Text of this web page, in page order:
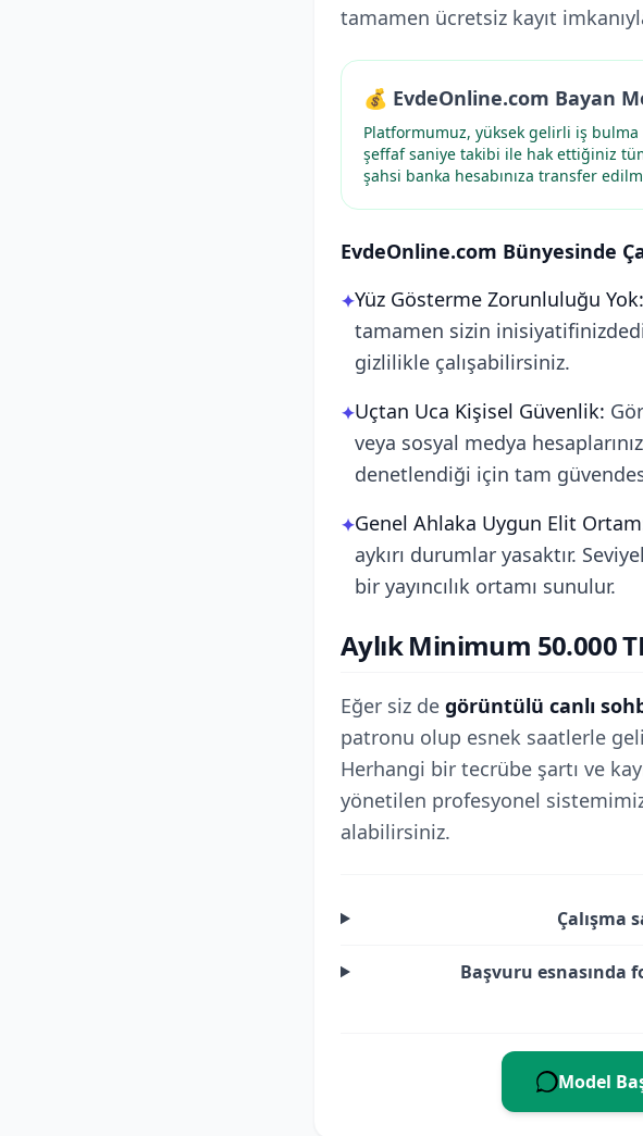
tamamen ücretsiz kayıt
💰 EvdeOnline.com Bayan
Platformumuz, yüksek gelirli iş
şeffaf saniye takibi ile hak ettiğiniz
şahsi banka hesabınıza transfer
EvdeOnline.com Bünyesinde
✦Yüz Gösterme Zorunluluğu Yok:
tamamen sizin
gizlilikle çalışabilirsiniz.
✦Uçtan Uca Kişisel Güvenlik:
veya sosyal medya
denetlendiği için tam
✦Genel Ahlaka Uygun Elit
aykırı durumlar yasaktır.
bir yayıncılık ortamı sunulur.
Aylık Minimum 50.000
Eğer siz de görüntülü canlı
patronu olup esnek saatlerle
Herhangi bir tecrübe şartı ve
yönetilen profesyonel
alabilirsiniz.
Çalışma
Başvuru esnasında
Model